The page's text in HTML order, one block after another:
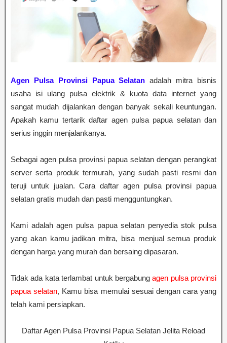
Agen Pulsa Provinsi Papua Selatan adalah mitra bisnis
usaha isi ulang pulsa elektrik & kuota data internet yang
sangat mudah dijalankan dengan banyak sekali keuntungan.
Apakah kamu tertarik daftar agen pulsa papua selatan dan
serius inggin menjalankanya.
Sebagai agen pulsa provinsi papua selatan dengan perangkat
server serta produk termurah, yang sudah pasti resmi dan
teruji untuk jualan. Cara daftar agen pulsa provinsi papua
selatan gratis mudah dan pasti mengguntungkan.
Kami adalah agen pulsa papua selatan penyedia stok pulsa
yang akan kamu jadikan mitra, bisa menjual semua produk
dengan harga yang murah dan bersaing dipasaran.
Tidak ada kata terlambat untuk bergabungagen pulsa provinsi
papua selatan, Kamu bisa memulai sesuai dengan cara yang
telah kami persiapkan.
Daftar Agen Pulsa Provinsi Papua Selatan Jelita Reload